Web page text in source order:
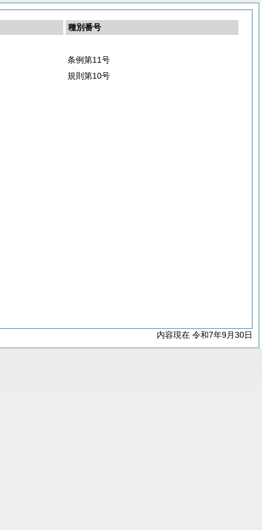
種別番号
条例第11号
規則第10号
内容現在 令和7年9月30日